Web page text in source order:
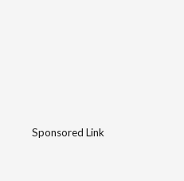
Sponsored Link